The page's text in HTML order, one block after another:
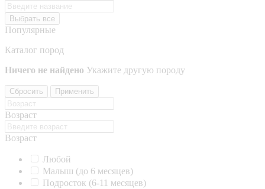
Выбрать все
Популярные
Каталог пород
Ничего не найдено Укажите другую породу
Сбросить Применить
Возраст
Возраст
Любой
Малыш (до 6 месяцев)
Подросток (6-11 месяцев)